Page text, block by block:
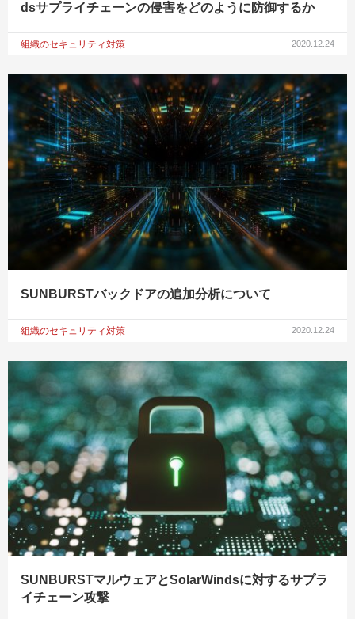
dsサプライチェーンの侵害をどのように防御するか
組織のセキュリティ対策 2020.12.24
SUNBURSTバックドアの追加分析について
組織のセキュリティ対策 2020.12.24
SUNBURSTマルウェアとSolarWindsに対するサプラ
イチェーン攻撃